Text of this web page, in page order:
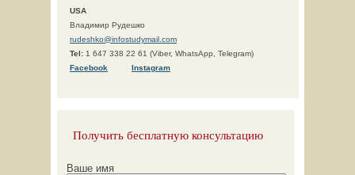
USA
Владимир Рудешко
rudeshko@infostudymail.com
Tel: 1 647 338 22 61 (Viber, WhatsApp, Telegram)
Facebook Instagram
Получить бесплатную консультацию
Ваше имя